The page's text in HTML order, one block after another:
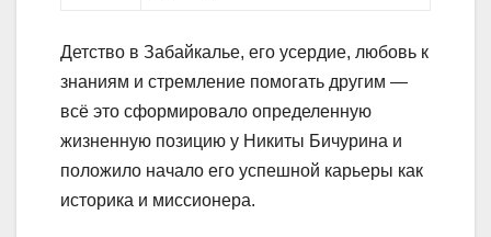
Детство в Забайкалье, его усердие, любовь к
знаниям и стремление помогать другим —
всё это сформировало определенную
жизненную позицию у Никиты Бичурина и
положило начало его успешной карьеры как
историка и миссионера.